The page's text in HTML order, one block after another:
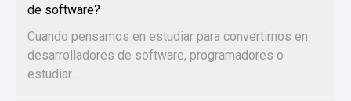
de software?
Cuando pensamos en estudiar para convertirnos en
desarrolladores de software, programadores o
estudiar...